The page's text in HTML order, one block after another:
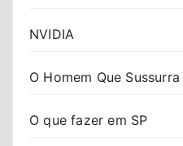
NVIDIA
O Homem Que Sussurra
O que fazer em SP